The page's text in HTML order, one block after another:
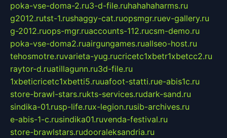
poka-vse-doma-2.ru3-d-file.ruhahahaharms.ru
g2012.rutst-1.rushaggy-cat.ruopsmgr.ruev-gallery.ru
g-2012.ruops-mgr.ruaccounts-112.rucsm-demo.ru
poka-vse-doma2.ruairgungames.ruallseo-host.ru
tehosmotre.ruvarieta-yug.rucricetc1xbetr1xbetcc2.ru
raytor-d.ruatillagunn.ru3d-file.ru
1xbeticricetc1xbetti5.ruuafoot-statti.rue-abis1c.ru
store-brawl-stars.rukts-services.rudark-sand.ru
sindika-01.rusp-life.rux-legion.rusib-archives.ru
e-abis-1-c.rusindika01.ruvenda-festival.ru
store-brawlstars.rudooraleksandria.ru